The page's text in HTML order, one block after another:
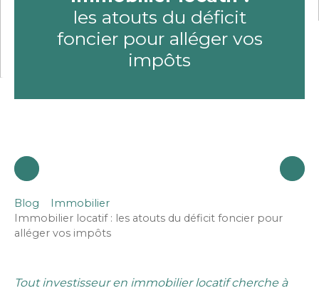
les atouts du déficit
foncier pour alléger vos
impôts
Blog
Immobilier
Immobilier locatif : les atouts du déficit foncier pour
alléger vos impôts
Tout investisseur en immobilier locatif cherche à